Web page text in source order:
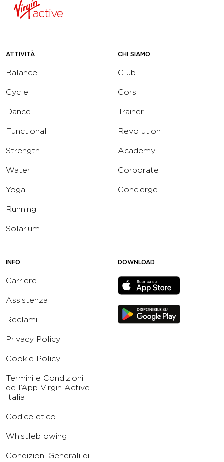
ATTIVITÀ
Balance
Cycle
Dance
Functional
Strength
Water
Yoga
Running
Solarium
CHI SIAMO
Club
Corsi
Trainer
Revolution
Academy
Corporate
Concierge
INFO
Carriere
Assistenza
Reclami
Privacy Policy
Cookie Policy
Termini e Condizioni
dell’App Virgin Active
Italia
Codice etico
Whistleblowing
Condizioni Generali di
DOWNLOAD